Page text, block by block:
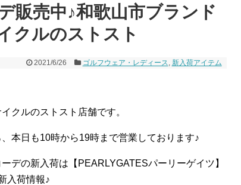
販売中♪和歌山市ブランド
クルのストスト
2021/6/26 ゴルフウェア・レディース, 新入荷アイテム
クルのストスト店舗です。
本日も10時から19時まで営業しております♪
デの新入荷は【PEARLYGATESパーリーゲイツ】
入荷情報♪